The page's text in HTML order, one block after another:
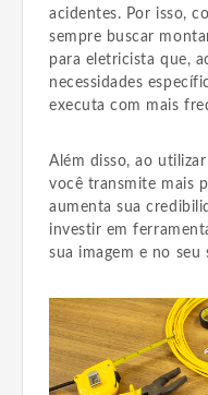
acidentes. Por isso,
sempre buscar
para eletricista que,
necessidades
executa com mais
Além disso, ao
você transmite mais
aumenta sua
investir em
sua imagem e no seu